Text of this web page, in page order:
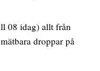
08 idag) allt från
droppar på